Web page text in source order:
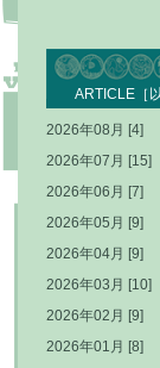
ARTICLE［
2026年08月 [4]
2026年07月 [15]
2026年06月 [7]
2026年05月 [9]
2026年04月 [9]
2026年03月 [10]
2026年02月 [9]
2026年01月 [8]